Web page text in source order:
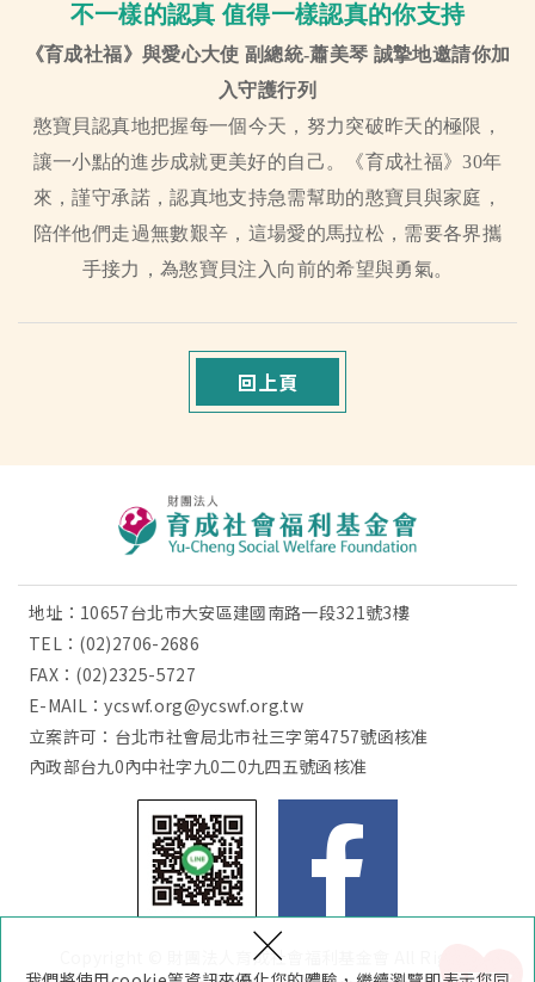
×
不一樣的認真 值得一樣認真的你支持
《育成社福》與愛心大使 副總統-蕭美琴 誠摯地邀請你加
入守護行列
憨寶貝認真地把握每一個今天，努力突破昨天的極限，
讓一小點的進步成就更美好的自己。《育成社福》30年
來，謹守承諾，認真地支持急需幫助的憨寶貝與家庭，
陪伴他們走過無數艱辛，這場愛的馬拉松，需要各界攜
手接力，為憨寶貝注入向前的希望與勇氣。
回上頁
地址：10657台北市大安區建國南路一段321號3樓
TEL： (02)2706-2686
FAX：(02)2325-5727
E-MAIL：ycswf.org@ycswf.org.tw
立案許可：台北市社會局北市社三字第4757號函核准
內政部台九0內中社字九0二0九四五號函核准
Copyright © 財團法人育成社會福利基金會 All Rights
捐款